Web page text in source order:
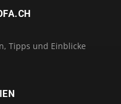
Tipps und Einblicke